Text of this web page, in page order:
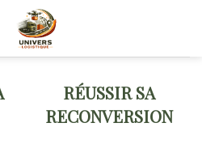
RÉUSSIR SA
RECONVERSION